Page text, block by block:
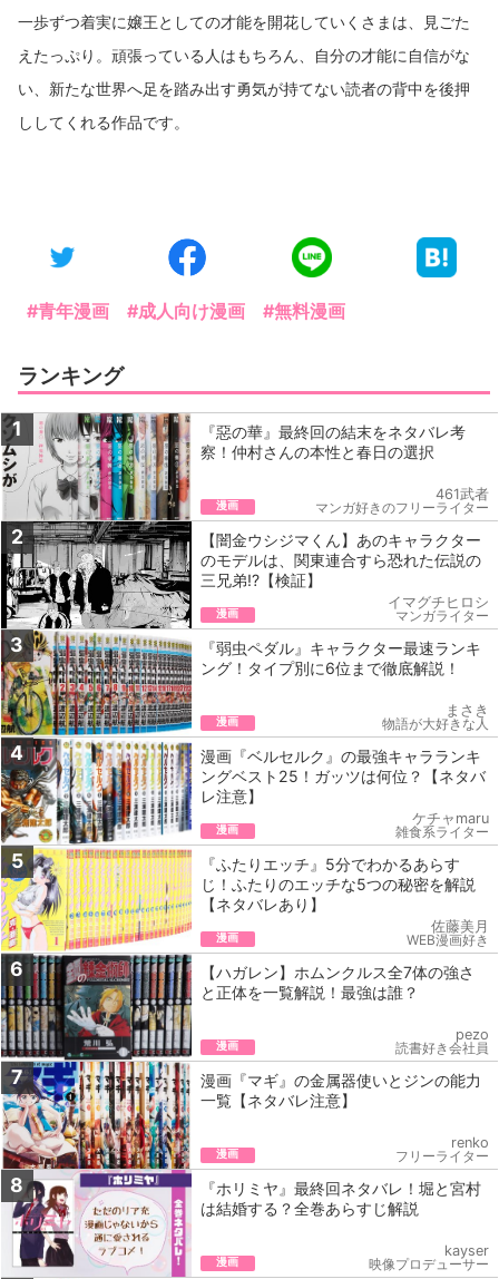
一歩ずつ着実に嬢王としての才能を開花していくさまは、見ごた
えたっぷり。頑張っている人はもちろん、自分の才能に自信がな
い、新たな世界へ足を踏み出す勇気が持てない読者の背中を後押
ししてくれる作品です。
#青年漫画 #成人向け漫画 #無料漫画
ランキング
1
『惡の華』最終回の結末をネタバレ考
察！仲村さんの本性と春日の選択
漫画
461武者
マンガ好きのフリーライター
2
【闇金ウシジマくん】あのキャラクター
のモデルは、関東連合すら恐れた伝説の
三兄弟!?【検証】
漫画
イマグチヒロシ
マンガライター
3
『弱虫ペダル』キャラクター最速ランキ
ング！タイプ別に6位まで徹底解説！
漫画
まさき
物語が大好きな人
4
漫画『ベルセルク』の最強キャラランキ
ングベスト25！ガッツは何位？【ネタバ
レ注意】
漫画
ケチャmaru
雑食系ライター
5
『ふたりエッチ』5‌分‌で‌わ‌か‌る‌あらす
じ！‌ふたりのエッチな5つの秘密を解説
【ネ‌タ‌バ‌レ‌あ‌り】
漫画
佐藤美月
WEB漫画好き
6
【ハガレン】ホムンクルス全7体の強さ
と正体を一覧解説！最強は誰？
漫画
pezo
読書好き会社員
7
漫画『マギ』の金属器使いとジンの能力
一覧【ネタバレ注意】
漫画
renko
フリーライター
8
『ホリミヤ』最終回ネタバレ！堀と宮村
は結婚する？全巻あらすじ解説
漫画
kayser
映像プロデューサー